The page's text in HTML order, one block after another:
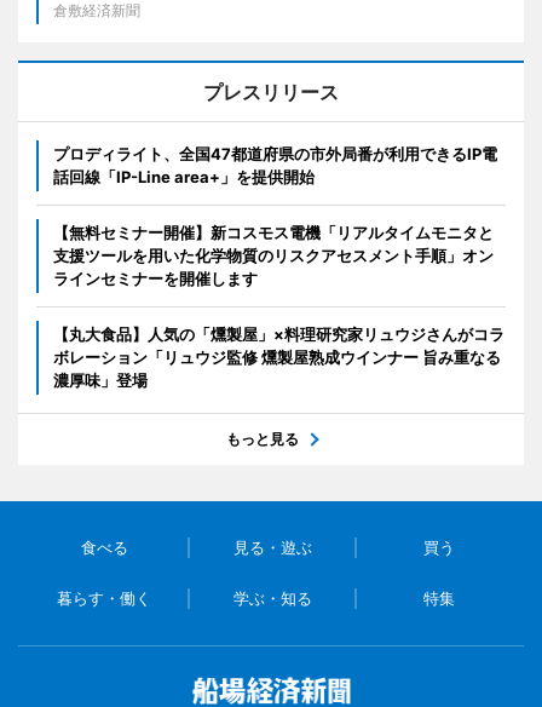
倉敷経済新聞
プレスリリース
プロディライト、全国47都道府県の市外局番が利用できるIP電
話回線「IP-Line area+」を提供開始
【無料セミナー開催】新コスモス電機「リアルタイムモニタと
支援ツールを用いた化学物質のリスクアセスメント手順」オン
ラインセミナーを開催します
【丸大食品】人気の「燻製屋」×料理研究家リュウジさんがコラ
ボレーション「リュウジ監修 燻製屋熟成ウインナー 旨み重なる
濃厚味」登場
もっと見る
食べる 見る・遊ぶ 買う
暮らす・働く 学ぶ・知る 特集